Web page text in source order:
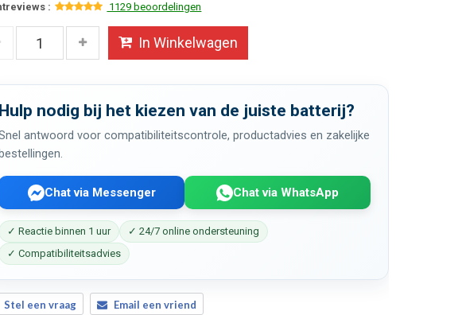
:
1129 beoordelingen
In Winkelwagen
Hulp nodig bij het kiezen van de juiste batterij?
antwoord voor compatibiliteitscontrole, productadvies en zakelijke
bestellingen.
Chat via Messenger Chat via WhatsApp
✓ Reactie binnen 1 uur
✓ 24/7 online ondersteuning
✓ Compatibiliteitsadvies
Stel een vraag Email een vriend